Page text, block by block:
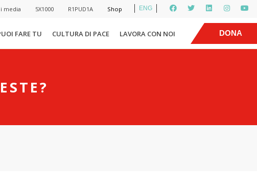
ENG
media 5X1000 R1PUD1A Shop
DONA
FARE TU CULTURA DI PACE LAVORA CON NOI